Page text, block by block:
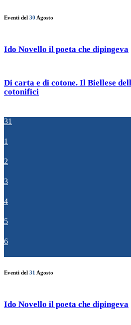
Eventi del 30 Agosto
Ido Novello il poeta che dipingeva
Di carta e di cotone. Il Biellese
cotonifici
31
1
2
3
4
5
6
Eventi del 31 Agosto
Ido Novello il poeta che dipingeva